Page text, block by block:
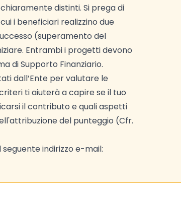
distinti. Si prega di
i beneficiari realizzino due
(superamento del
Entrambi i progetti devono
di Supporto Finanziario.
dall’Ente per valutare le
ti aiuterà a capire se il tuo
il contributo e quali aspetti
del punteggio (Cfr.
indirizzo e-mail: